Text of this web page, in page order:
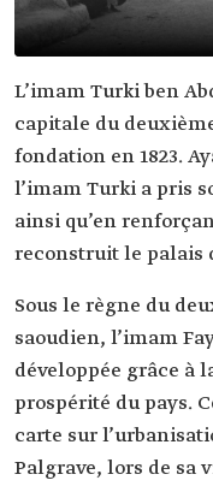
L’imam Turki ben
capitale du
fondation en 1823.
l’imam Turki a pris
ainsi qu’en
reconstruit le palais
Sous le règne du
saoudien, l’imam
développée grâce à
prospérité du pays.
carte sur
Palgrave, lors de sa